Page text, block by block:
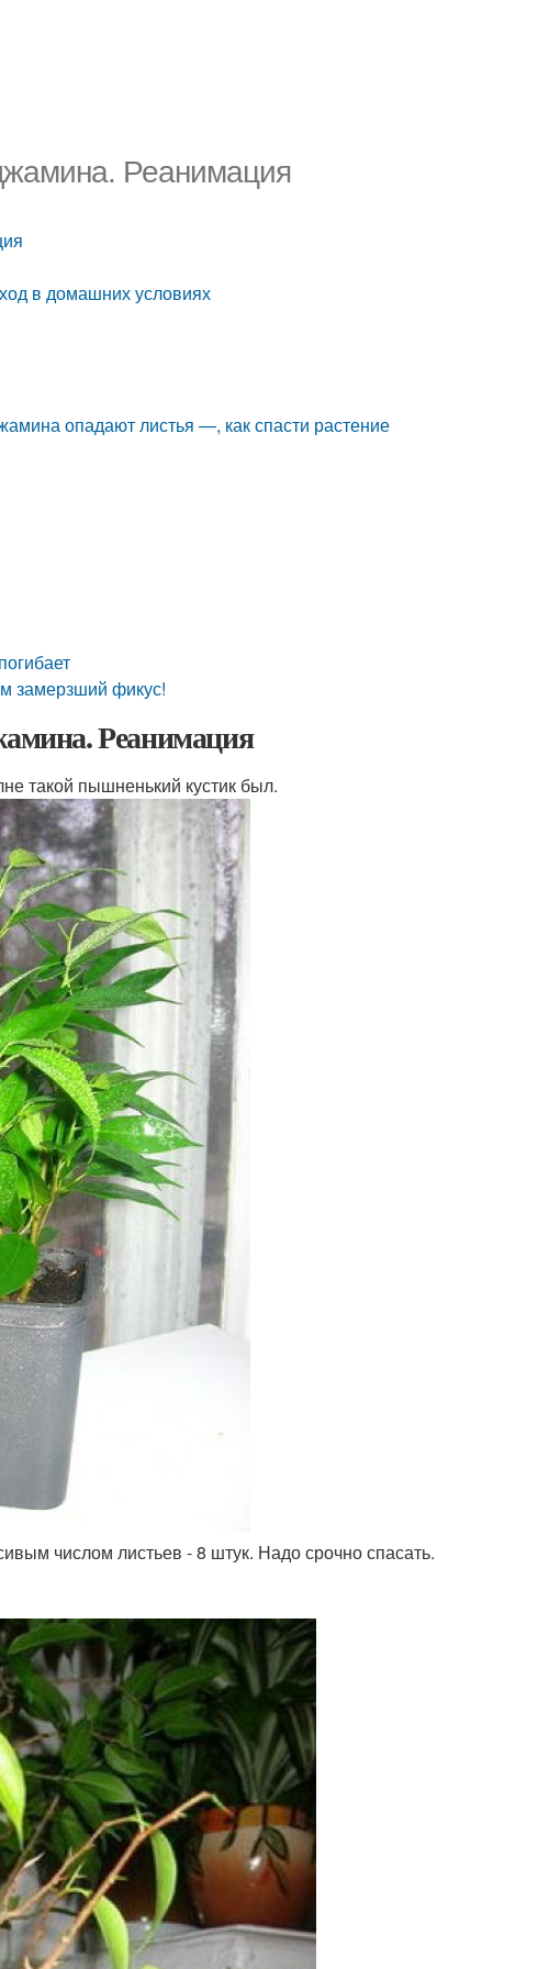
Реанимация
в домашних условиях
опадают листья —, как спасти растение
замерзший фикус!
Реанимация
такой пышненький кустик был.
числом листьев - 8 штук. Надо срочно спасать.